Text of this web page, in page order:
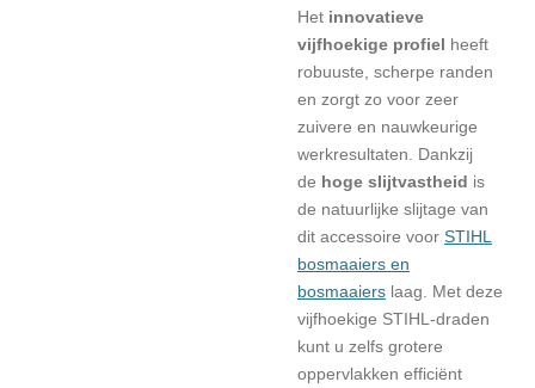
Het innovatieve
vijfhoekige profiel heeft
robuuste, scherpe randen
en zorgt zo voor zeer
zuivere en nauwkeurige
werkresultaten. Dankzij
de hoge slijtvastheid is
de natuurlijke slijtage van
dit accessoire voor STIHL
bosmaaiers en
bosmaaiers laag. Met deze
vijfhoekige STIHL-draden
kunt u zelfs grotere
oppervlakken efficiënt